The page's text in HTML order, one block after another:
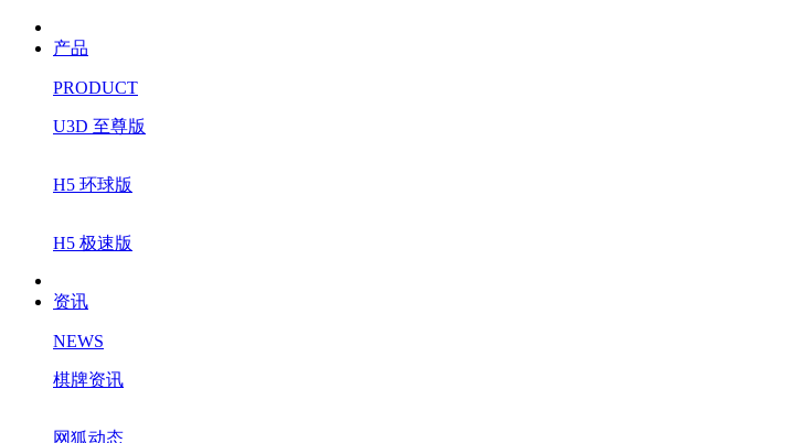
产品
PRODUCT
U3D 至尊版
H5 环球版
H5 极速版
资讯
NEWS
棋牌资讯
网狐动态